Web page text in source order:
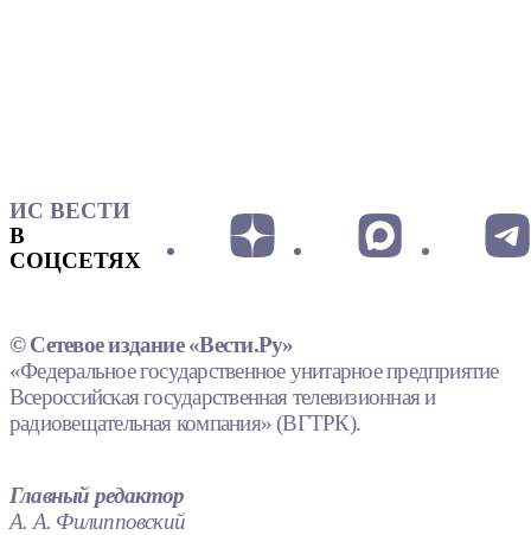
ИС ВЕСТИ
В
СОЦСЕТЯХ
© Сетевое издание «Вести.Ру»
«Федеральное государственное унитарное предприятие
Всероссийская государственная телевизионная и
радиовещательная компания» (ВГТРК).
Главный редактор
А. А. Филипповский